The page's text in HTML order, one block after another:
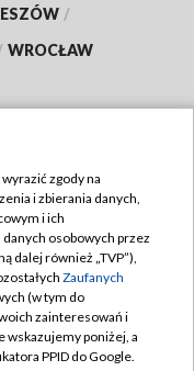
/
WROCŁAW
zgody na
i zbierania danych,
i ich
osobowych przez
dalej również „TVP”),
Zaufanych
(w tym do
zainteresowań i
wskazujemy poniżej, a
PPID do Google.